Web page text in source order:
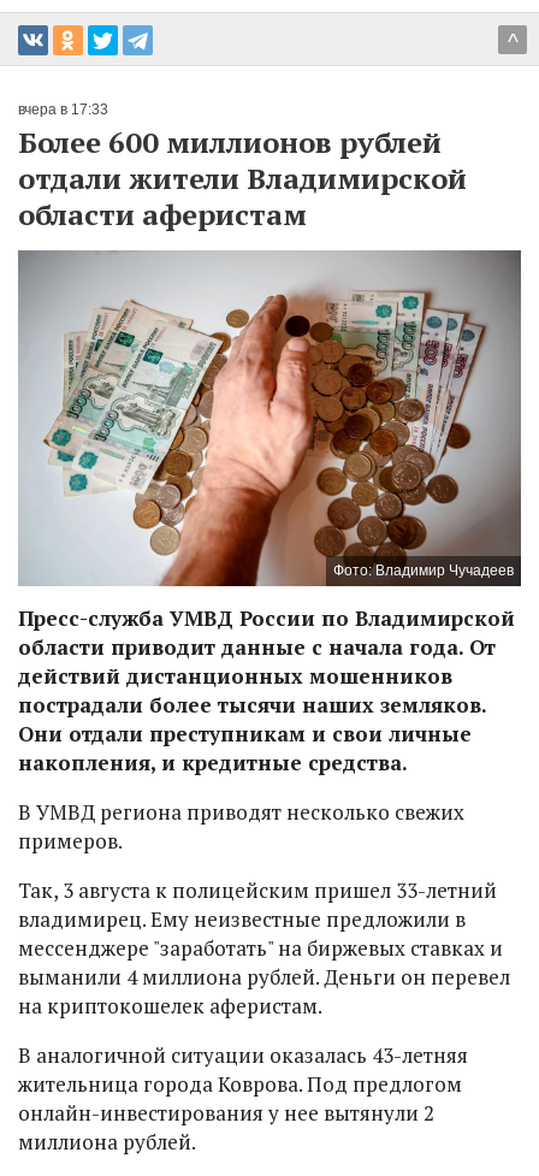
^
вчера в 17:33
Более 600 миллионов рублей
отдали жители Владимирской
области аферистам
Фото: Владимир Чучадеев
Пресс-служба УМВД России по Владимирской
области приводит данные с начала года. От
действий дистанционных мошенников
пострадали более тысячи наших земляков.
Они отдали преступникам и свои личные
накопления, и кредитные средства.
В УМВД региона приводят несколько свежих
примеров.
Так, 3 августа к полицейским пришел 33-летний
владимирец. Ему неизвестные предложили в
мессенджере "заработать" на биржевых ставках и
выманили 4 миллиона рублей. Деньги он перевел
на криптокошелек аферистам.
В аналогичной ситуации оказалась 43-летняя
жительница города Коврова. Под предлогом
онлайн-инвестирования у нее вытянули 2
миллиона рублей.